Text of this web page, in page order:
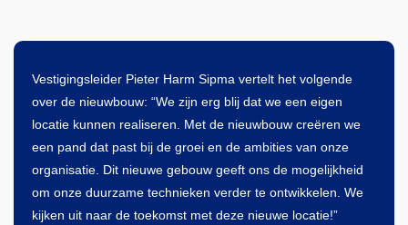
Vestigingsleider Pieter Harm Sipma vertelt het volgende
over de nieuwbouw: “We zijn erg blij dat we een eigen
locatie kunnen realiseren. Met de nieuwbouw creëren we
een pand dat past bij de groei en de ambities van onze
organisatie. Dit nieuwe gebouw geeft ons de mogelijkheid
om onze duurzame technieken verder te ontwikkelen. We
kijken uit naar de toekomst met deze nieuwe locatie!”